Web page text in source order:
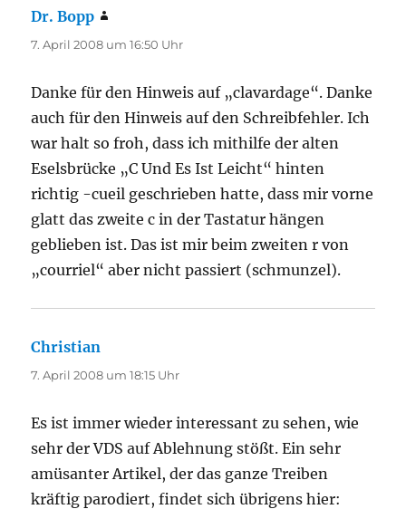
Dr. Bopp
7. April 2008 um 16:50 Uhr
Danke für den Hinweis auf „clavardage“. Danke
auch für den Hinweis auf den Schreibfehler. Ich
war halt so froh, dass ich mithilfe der alten
Eselsbrücke „C Und Es Ist Leicht“ hinten
richtig -cueil geschrieben hatte, dass mir vorne
glatt das zweite c in der Tastatur hängen
geblieben ist. Das ist mir beim zweiten r von
„courriel“ aber nicht passiert (schmunzel).
Christian
7. April 2008 um 18:15 Uhr
Es ist immer wieder interessant zu sehen, wie
sehr der VDS auf Ablehnung stößt. Ein sehr
amüsanter Artikel, der das ganze Treiben
kräftig parodiert, findet sich übrigens hier: